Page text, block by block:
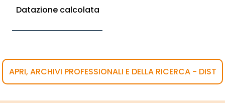
Datazione calcolata
APRI, ARCHIVI PROFESSIONALI E DELLA RICERCA - DIST